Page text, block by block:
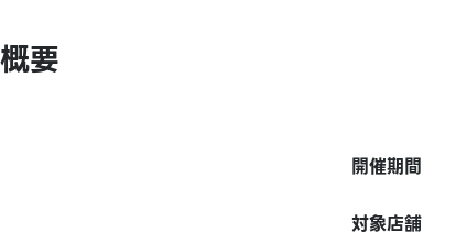
概要
開催期間
対象店舗